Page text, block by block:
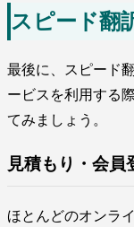
スピード翻
最後に、スピード
ービスを利用する
てみましょう。
見積もり・会員
ほとんどのオンラ